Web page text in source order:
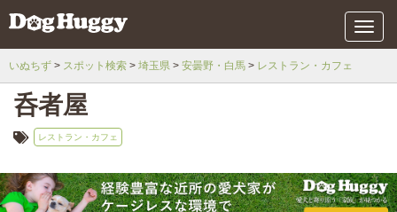
メ
ニ
いぬちず スポット検索 埼玉県 安曇野・白馬 レストラン・カフェ
呑者屋
レストラン・カフェ